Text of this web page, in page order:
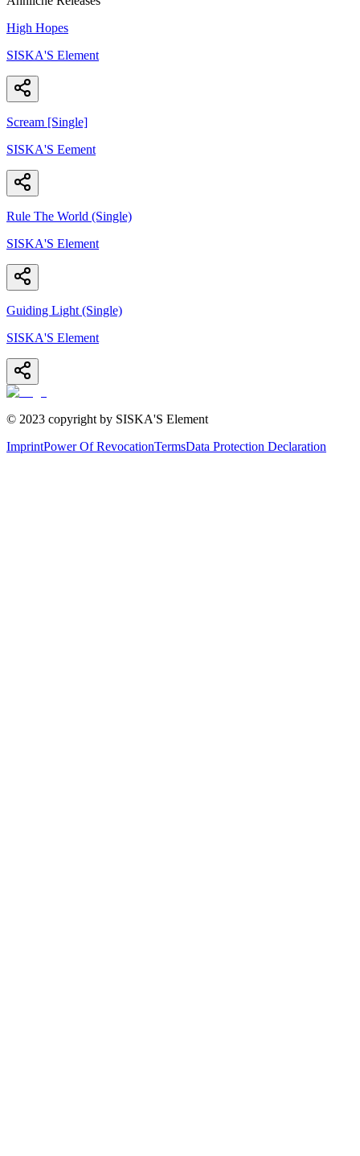
High Hopes
SISKA'S Element
Scream [Single]
SISKA'S Eement
Rule The World (Single)
SISKA'S Element
Guiding Light (Single)
SISKA'S Element
© 2023 copyright by SISKA'S Element
ImprintPower Of RevocationTermsData Protection Declaration